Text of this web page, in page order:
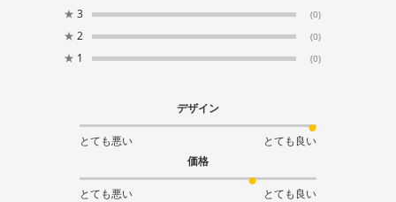
★ 3 (0)
★ 2 (0)
★ 1 (0)
デザイン
とても悪い
とても良い
価格
とても悪い
とても良い